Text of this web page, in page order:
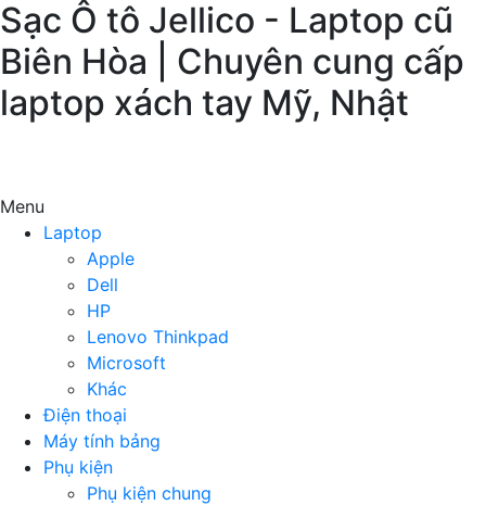
Sạc Ô tô Jellico - Laptop cũ
Biên Hòa | Chuyên cung cấp
laptop xách tay Mỹ, Nhật
Menu
Laptop
Apple
Dell
HP
Lenovo Thinkpad
Microsoft
Khác
Điện thoại
Máy tính bảng
Phụ kiện
Phụ kiện chung